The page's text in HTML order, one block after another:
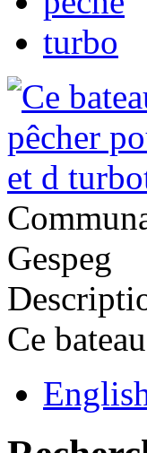
turbo
Gespeg
Ce